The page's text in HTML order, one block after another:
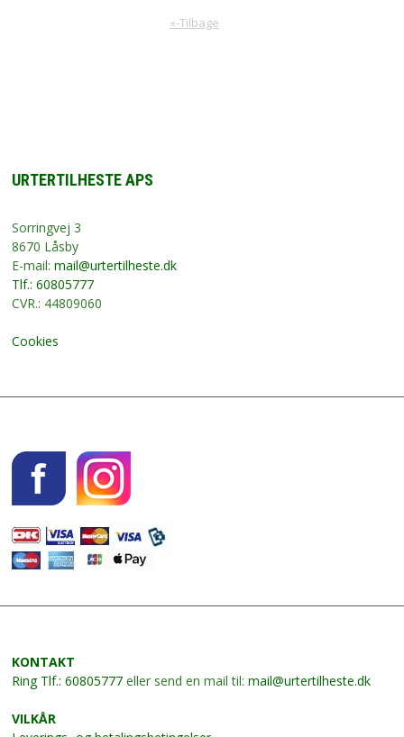
«-Tilbage
URTERTILHESTE APS
Sorringvej 3
8670 Låsby
E-mail: mail@urtertilheste.dk
Tlf.: 60805777
CVR.: 44809060
Cookies
KONTAKT
Ring Tlf.: 60805777eller send en mail til: mail@urtertilheste.dk
VILKÅR